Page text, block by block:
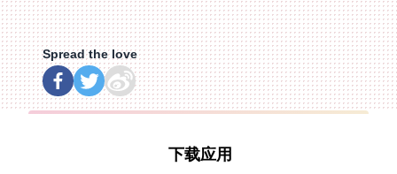
Spread the love
下载应用